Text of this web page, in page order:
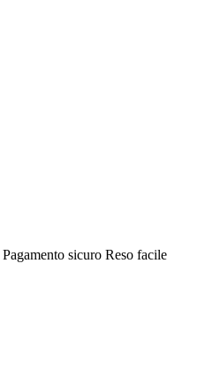
Pagamento sicuro Reso facile